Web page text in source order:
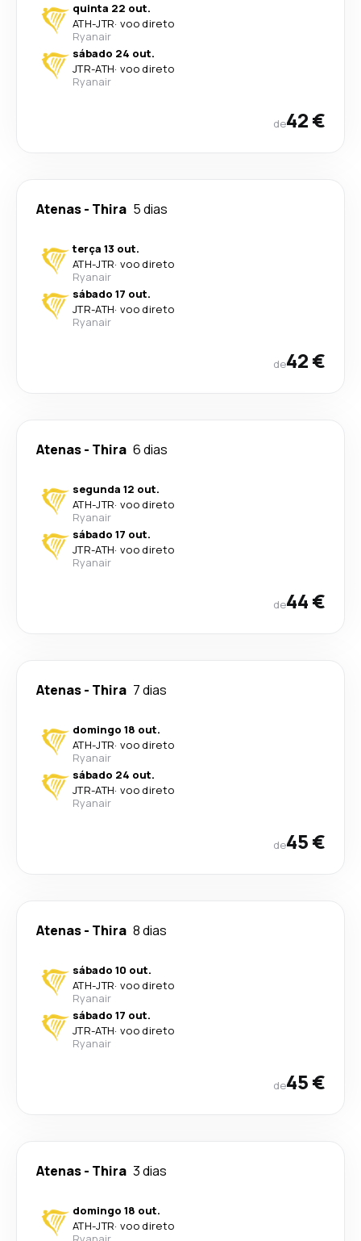
quinta 22 out.
ATH-JTR· voo direto
Ryanair
sábado 24 out.
JTR-ATH· voo direto
Ryanair
de42 €
Atenas- Thira 5 dias
terça 13 out.
ATH-JTR· voo direto
Ryanair
sábado 17 out.
JTR-ATH· voo direto
Ryanair
de42 €
Atenas- Thira 6 dias
segunda 12 out.
ATH-JTR· voo direto
Ryanair
sábado 17 out.
JTR-ATH· voo direto
Ryanair
de44 €
Atenas- Thira 7 dias
domingo 18 out.
ATH-JTR· voo direto
Ryanair
sábado 24 out.
JTR-ATH· voo direto
Ryanair
de45 €
Atenas- Thira 8 dias
sábado 10 out.
ATH-JTR· voo direto
Ryanair
sábado 17 out.
JTR-ATH· voo direto
Ryanair
de45 €
Atenas- Thira 3 dias
domingo 18 out.
ATH-JTR· voo direto